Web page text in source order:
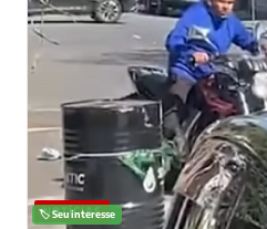
NOTÍCIAS
🏷️ Seu interesse